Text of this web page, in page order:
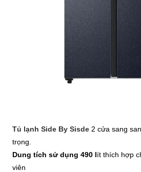
Tủ lạnh Side By Sisde 2 cửa sang
trọng.
Dung tích sử dụng 490 lít thích hợp
viên